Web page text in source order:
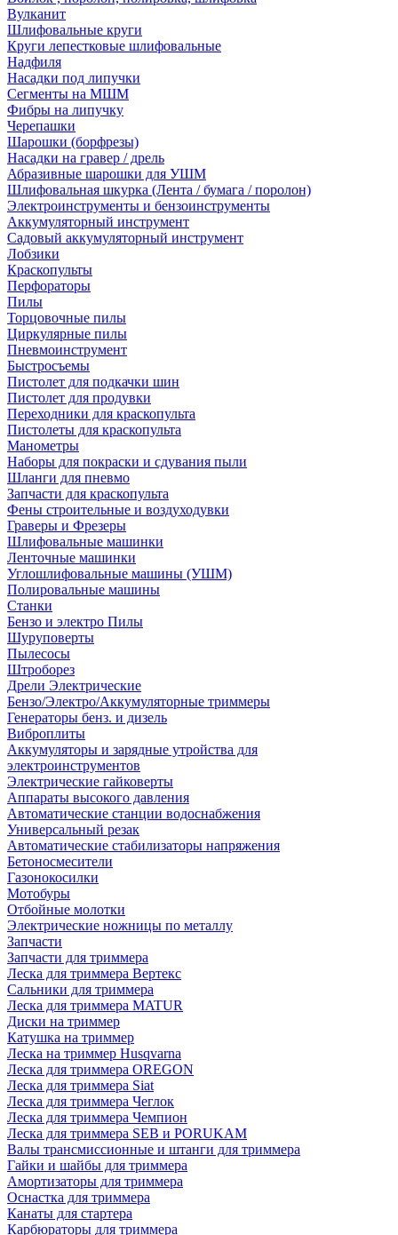
Вулканит
Шлифовальные круги
Круги лепестковые шлифовальные
Надфиля
Насадки под липучки
Сегменты на МШМ
Фибры на липучку
Черепашки
Шарошки (борфрезы)
Насадки на гравер / дрель
Абразивные шарошки для УШМ
Шлифовальная шкурка (Лента / бумага / поролон)
Электроинструменты и бензоинструменты
Аккумуляторный инструмент
Садовый аккумуляторный инструмент
Лобзики
Краскопульты
Перфораторы
Пилы
Торцовочные пилы
Циркулярные пилы
Пневмоинструмент
Быстросъемы
Пистолет для подкачки шин
Пистолет для продувки
Переходники для краскопульта
Пистолеты для краскопульта
Манометры
Наборы для покраски и сдувания пыли
Шланги для пневмо
Запчасти для краскопульта
Фены строительные и воздуходувки
Граверы и Фрезеры
Шлифовальные машинки
Ленточные машинки
Углошлифовальные машины (УШМ)
Полировальные машины
Станки
Бензо и электро Пилы
Шуруповерты
Пылесосы
Штроборез
Дрели Электрические
Бензо/Электро/Аккумуляторные триммеры
Генераторы бенз. и дизель
Виброплиты
Аккумуляторы и зарядные утройства для
электроинструментов
Электрические гайковерты
Аппараты высокого давления
Автоматические станции водоснабжения
Универсальный резак
Автоматические стабилизаторы напряжения
Бетоносмесители
Газонокосилки
Мотобуры
Отбойные молотки
Электрические ножницы по металлу
Запчасти
Запчасти для триммера
Леска для триммера Вертекс
Сальники для триммера
Леска для триммера MATUR
Диски на триммер
Катушка на триммер
Леска на триммер Husqvarna
Леска для триммера OREGON
Леска для триммера Siat
Леска для триммера Чеглок
Леска для триммера Чемпион
Леска для триммера SEB и PORUKAM
Валы трансмиссионные и штанги для триммера
Гайки и шайбы для триммера
Амортизаторы для триммера
Оснастка для триммера
Канаты для стартера
Карбюраторы для триммера